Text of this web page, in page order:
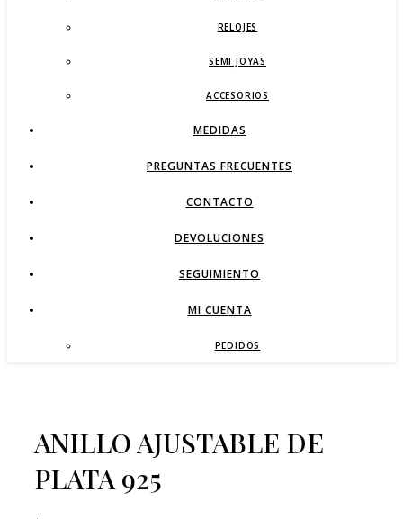
RELOJES
SEMI JOYAS
ACCESORIOS
MEDIDAS
PREGUNTAS FRECUENTES
CONTACTO
DEVOLUCIONES
SEGUIMIENTO
MI CUENTA
PEDIDOS
ANILLO AJUSTABLE DE
PLATA 925